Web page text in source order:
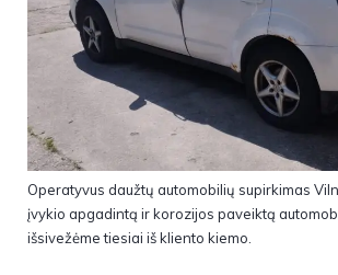
Operatyvus daužtų automobilių supirkimas
įvykio apgadintą ir korozijos paveiktą
išsivežėme tiesiai iš kliento kiemo.